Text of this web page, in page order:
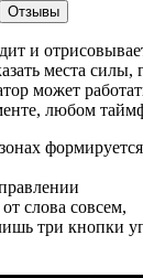
Отзывы
и
места силы,
может
любом
слова совсем,
три кнопки